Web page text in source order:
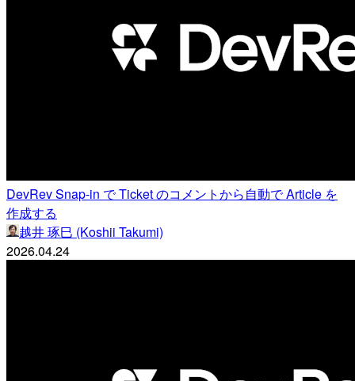
DevRev Snap-in で Ticket のコメントから自動で Article を
作成する
越井 琢巳 (Koshii Takumi)
2026.04.24